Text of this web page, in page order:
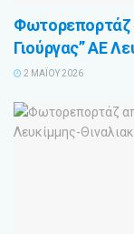
Φωτορεπορτάζ
Γιούργας” ΑΕ
2 ΜΑΪ́ΟΥ 2026